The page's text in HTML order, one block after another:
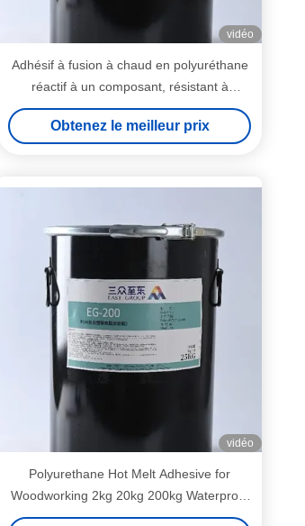
vidéo
Adhésif à fusion à chaud en polyuréthane
réactif à un composant, résistant à
l'humidité et à la chaleur, résistant aux
produits chimiques pour la stratification en
Obtenez le meilleur prix
vidéo
Polyurethane Hot Melt Adhesive for
Woodworking 2kg 20kg 200kg Waterproof
High Strength PVC Wrapping